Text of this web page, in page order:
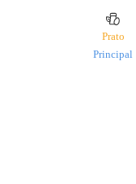
Prato
Principal